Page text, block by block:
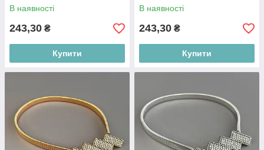
В наявності
243,30 ₴
Купити
В наявності
243,30 ₴
Купити